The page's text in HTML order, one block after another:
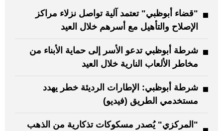
"قضاء أبوظبي" تعتمد آلية تواصل نزلاء مراكز
الإصلاح والتأهيل مع أسرهم خلال العيد
شرطة أبوظبي تدعو الأسر إلى حماية الأبناء من
مخاطر الألعاب النارية خلال العيد
شرطة أبوظبي: الإطارات الرديئة خطر يهدد
مستخدمي الطريق (فيديو)
"المركزي" يُصدر مسكوكات تذكارية من الذهب